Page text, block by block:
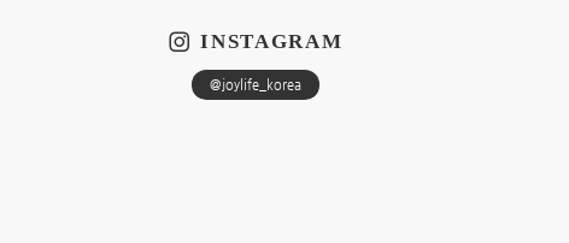
INSTAGRAM
@joylife_korea